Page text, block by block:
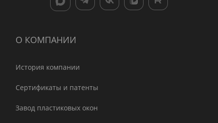
О КОМПАНИИ
История компании
Сертификаты и патенты
Завод пластиковых окон